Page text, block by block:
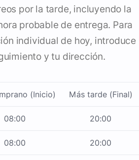
por la tarde, incluyendo la
probable de entrega. Para
individual de hoy, introduce
y tu dirección.
(Inicio) Más tarde (Final)
08:00 20:00
08:00 20:00